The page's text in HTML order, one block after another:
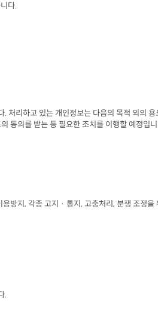
다.
. 처리하고 있는 개인정보는 다음의 목적 외의
동의를 받는 등 필요한 조치를 이행할 예정입
용방지, 각종 고지 · 통지, 고충처리, 분쟁 조정을
.